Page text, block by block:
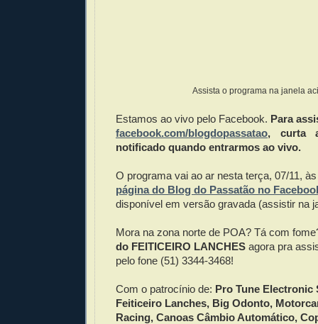
Assista o programa na janela
Estamos ao vivo pelo Facebook. Para
facebook.com/blogdopassatao, curta
notificado quando entrarmos ao vivo.
O programa vai ao ar nesta terça, 07/11,
página do Blog do Passatão no
disponível em versão gravada (assistir na
Mora na zona norte de POA? Tá com
do FEITICEIRO LANCHES agora pra
pelo fone (51) 3344-3468!
Com o patrocínio de: Pro Tune Electronic
Feiticeiro Lanches, Big Odonto,
Racing, Canoas Câmbio Automático,